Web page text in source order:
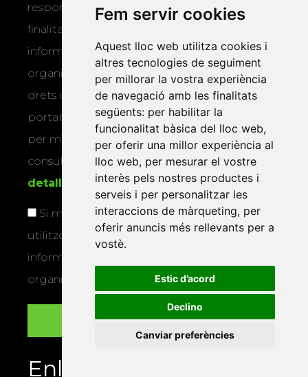
Fem servir cookies
Aquest lloc web utilitza cookies i
altres tecnologies de seguiment
per millorar la vostra experiència
de navegació amb les finalitats
següents: per habilitar la
funcionalitat bàsica del lloc web,
per oferir una millor experiència al
lloc web, per mesurar el vostre
interès pels nostres productes i
serveis i per personalitzar les
interaccions de màrqueting, per
oferir anuncis més rellevants per a
vostè.
Estic d’acord
Declino
Canviar preferències
responsable, tractarà les vostres dades amb la
finalitat de gestionar la vostra subscripció i
informar-vos dels actes i activitats que
organitza la Xarxa Vives. Podeu exercir els
drets d’accés, rectificació, supressió,
portabilitat, limitació o oposició al tractament
per mitjans físics o electrònics. Podeu
consultar la
informació addicional i
detallada sobre protecció de dades.
Si marqueu aquesta casella, consentiu que
utilitzem les vostres dades per a enviar-vos
informació sobre els actes i activitats que
organitza la Xarxa Vives.
Enllaços